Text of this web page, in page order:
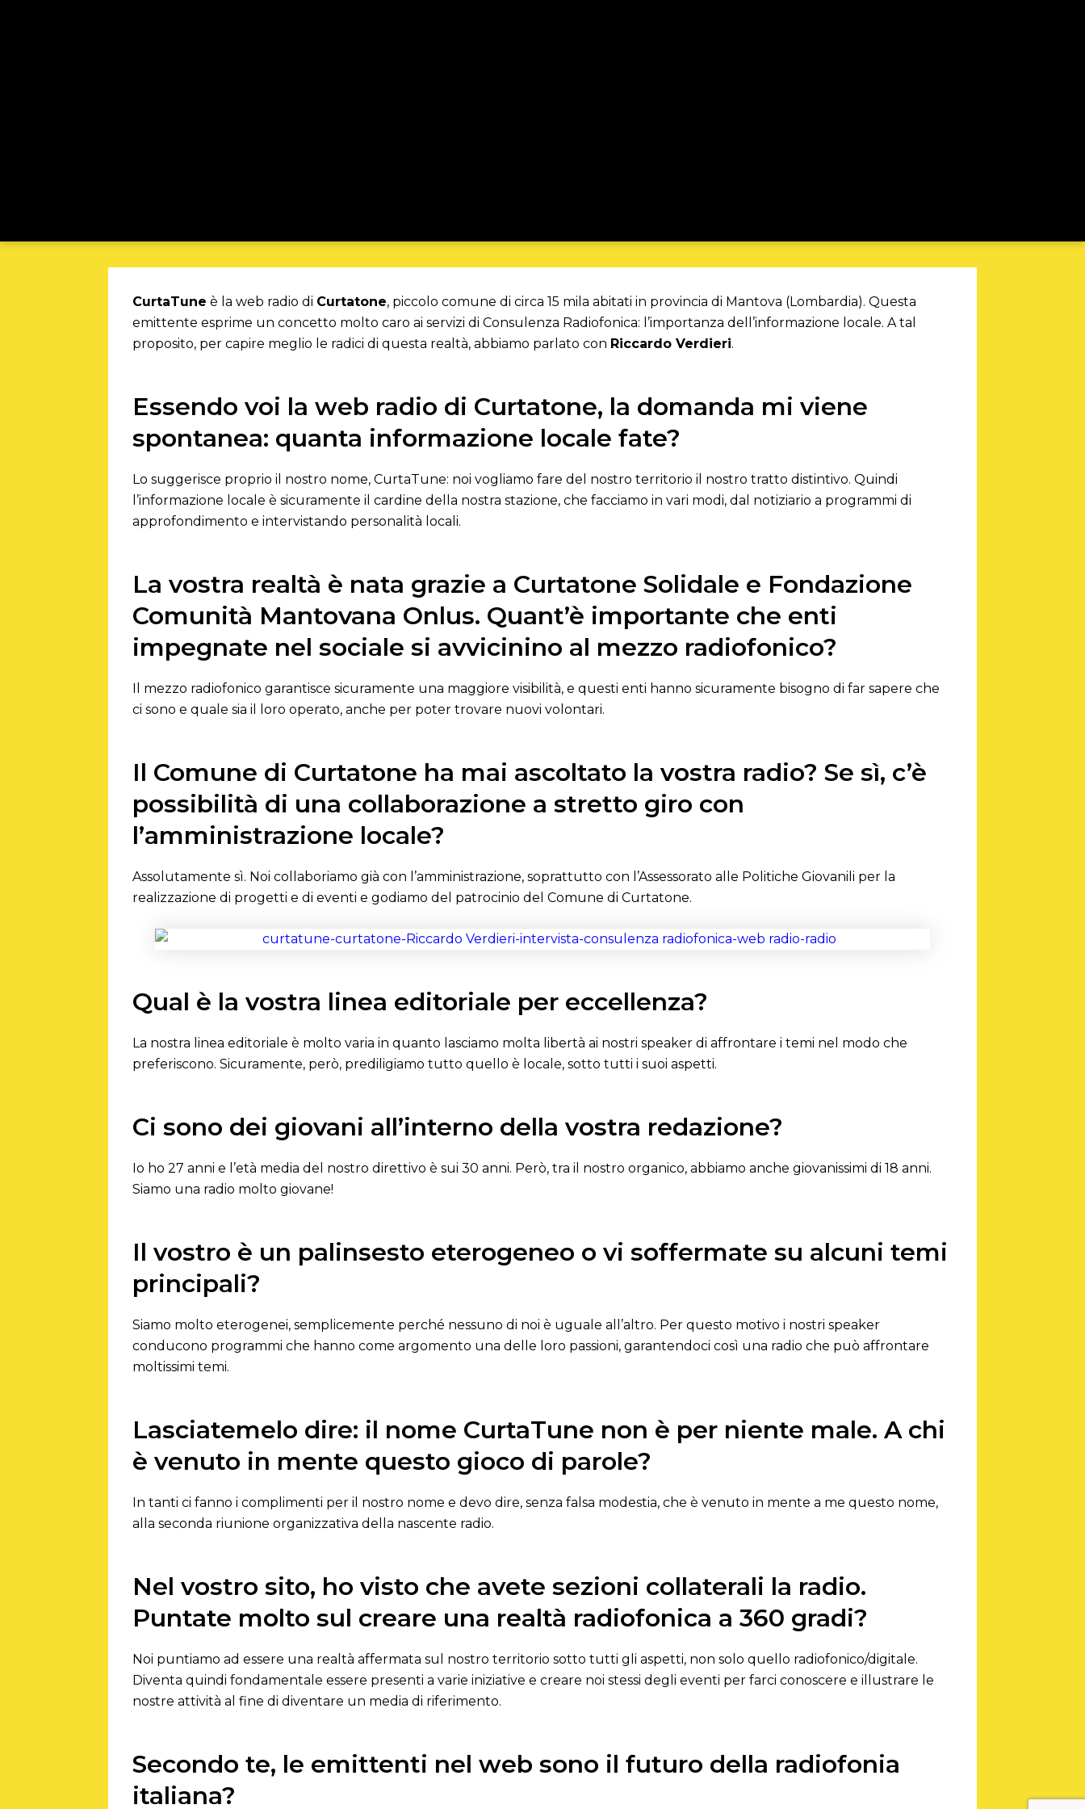
CurtaTune è la web radio di Curtatone, piccolo comune di circa 15 mila abitati in provincia di Mantova (Lombardia). Questa
emittente esprime un concetto molto caro ai servizi di Consulenza Radiofonica: l’importanza dell’informazione locale. A tal
proposito, per capire meglio le radici di questa realtà, abbiamo parlato con Riccardo Verdieri.
Essendo voi la web radio di Curtatone, la domanda mi viene
spontanea: quanta informazione locale fate?
Lo suggerisce proprio il nostro nome, CurtaTune: noi vogliamo fare del nostro territorio il nostro tratto distintivo. Quindi
l’informazione locale è sicuramente il cardine della nostra stazione, che facciamo in vari modi, dal notiziario a programmi di
approfondimento e intervistando personalità locali.
La vostra realtà è nata grazie a Curtatone Solidale e Fondazione
Comunità Mantovana Onlus. Quant’è importante che enti
impegnate nel sociale si avvicinino al mezzo radiofonico?
Il mezzo radiofonico garantisce sicuramente una maggiore visibilità, e questi enti hanno sicuramente bisogno di far sapere che
ci sono e quale sia il loro operato, anche per poter trovare nuovi volontari.
Il Comune di Curtatone ha mai ascoltato la vostra radio? Se sì, c’è
possibilità di una collaborazione a stretto giro con
l’amministrazione locale?
Assolutamente sì. Noi collaboriamo già con l’amministrazione, soprattutto con l’Assessorato alle Politiche Giovanili per la
realizzazione di progetti e di eventi e godiamo del patrocinio del Comune di Curtatone.
Qual è la vostra linea editoriale per eccellenza?
La nostra linea editoriale è molto varia in quanto lasciamo molta libertà ai nostri speaker di affrontare i temi nel modo che
preferiscono. Sicuramente, però, prediligiamo tutto quello è locale, sotto tutti i suoi aspetti.
Ci sono dei giovani all’interno della vostra redazione?
Io ho 27 anni e l’età media del nostro direttivo è sui 30 anni. Però, tra il nostro organico, abbiamo anche giovanissimi di 18 anni.
Siamo una radio molto giovane!
Il vostro è un palinsesto eterogeneo o vi soffermate su alcuni temi
principali?
Siamo molto eterogenei, semplicemente perché nessuno di noi è uguale all’altro. Per questo motivo i nostri speaker
conducono programmi che hanno come argomento una delle loro passioni, garantendoci così una radio che può affrontare
moltissimi temi.
Lasciatemelo dire: il nome CurtaTune non è per niente male. A chi
è venuto in mente questo gioco di parole?
In tanti ci fanno i complimenti per il nostro nome e devo dire, senza falsa modestia, che è venuto in mente a me questo nome,
alla seconda riunione organizzativa della nascente radio.
Nel vostro sito, ho visto che avete sezioni collaterali la radio.
Puntate molto sul creare una realtà radiofonica a 360 gradi?
Noi puntiamo ad essere una realtà affermata sul nostro territorio sotto tutti gli aspetti, non solo quello radiofonico/digitale.
Diventa quindi fondamentale essere presenti a varie iniziative e creare noi stessi degli eventi per farci conoscere e illustrare le
nostre attività al fine di diventare un media di riferimento.
Secondo te, le emittenti nel web sono il futuro della radiofonia
italiana?